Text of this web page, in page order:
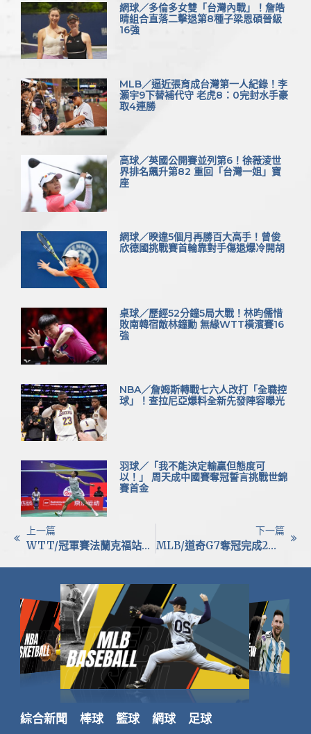
網球／多倫多女雙「台灣內戰」！詹皓
晴組合直落二擊退第8種子梁恩碩晉級
16強
MLB／逼近張育成台灣第一人紀錄！李
灝宇9下替補代守 老虎8：0完封水手豪
取4連勝
高球／英國公開賽並列第6！徐薇淩世
界排名飆升第82 重回「台灣一姐」寶
座
網球／暌違5個月再勝百大高手！曾俊
欣德國挑戰賽首輪靠對手傷退爆冷開胡
桌球／歷經52分鐘5局大戰！林昀儒惜
敗南韓宿敵林鐘勳 無緣WTT橫濱賽16
強
NBA／詹姆斯轉戰七六人改打「全職控
球」！查拉尼亞爆料全新先發陣容曝光
羽球／「我不能決定輸贏但態度可
以！」 周天成中國賽奪冠誓言挑戰世錦
賽首金
上一篇
WTT/冠軍賽法蘭克福站明登場 林昀儒首戰日本冠軍筱塚大登
下一篇
MLB/道奇G7奪冠完成2連霸 大谷翔平神預言再度成真！
綜合新聞 棒球 籃球 網球 足球